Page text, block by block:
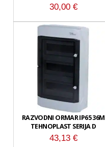
30,00 €
RAZVODNI ORMAR IP65 36M
TEHNOPLAST SERIJA D
43,13 €